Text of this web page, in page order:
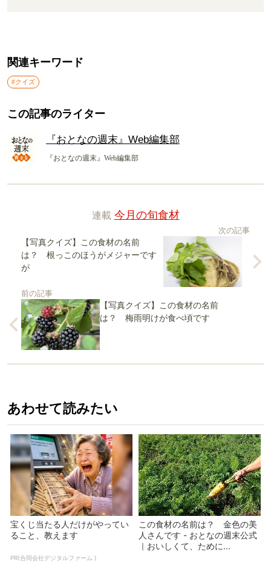
関連キーワード
#クイズ
この記事のライター
『おとなの週末』Web編集部
『おとなの週末』Web編集部
連載 今月の旬食材
次の記事
【写真クイズ】この食材の名前
は？ 根っこのほうがメジャーです
が
前の記事
【写真クイズ】この食材の名前
は？ 梅雨明けが食べ頃です
あわせて読みたい
宝くじ当たる人だけがやってい
ること、教えます
PR(合同会社デジタルファーム )
この食材の名前は？ 金色の美
人さんです - おとなの週末公式
｜おいしくて、ために...